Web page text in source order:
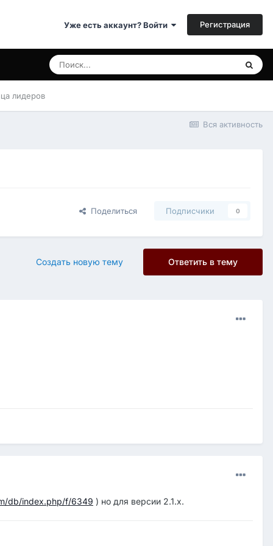
Уже есть аккаунт? Войти Регистрация
лидеров
Вся активность
Поделиться Подписчики 0
Ответить в тему
Создать новую тему
db/index.php/f/6349 ) но для версии 2.1.х.